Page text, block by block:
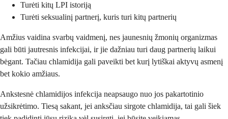
Turėti kitų LPI istoriją
Turėti seksualinį partnerį, kuris turi kitų partnerių
Amžius vaidina svarbų vaidmenį, nes jaunesnių žmonių organizmas
gali būti jautresnis infekcijai, ir jie dažniau turi daug partnerių laikui
bėgant. Tačiau chlamidija gali paveikti bet kurį lytiškai aktyvų asmenį
bet kokio amžiaus.
Ankstesnė chlamidijos infekcija neapsaugo nuo jos pakartotinio
užsikrėtimo. Tiesą sakant, jei anksčiau sirgote chlamidija, tai gali šiek